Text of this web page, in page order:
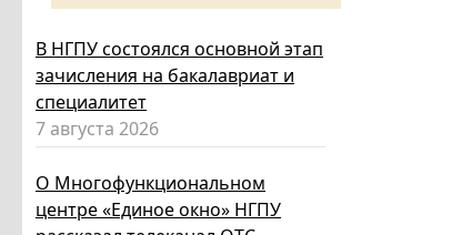
В НГПУ состоялся основной этап
зачисления на бакалавриат и
специалитет
7 августа 2026
О Многофункциональном
центре «Единое окно» НГПУ